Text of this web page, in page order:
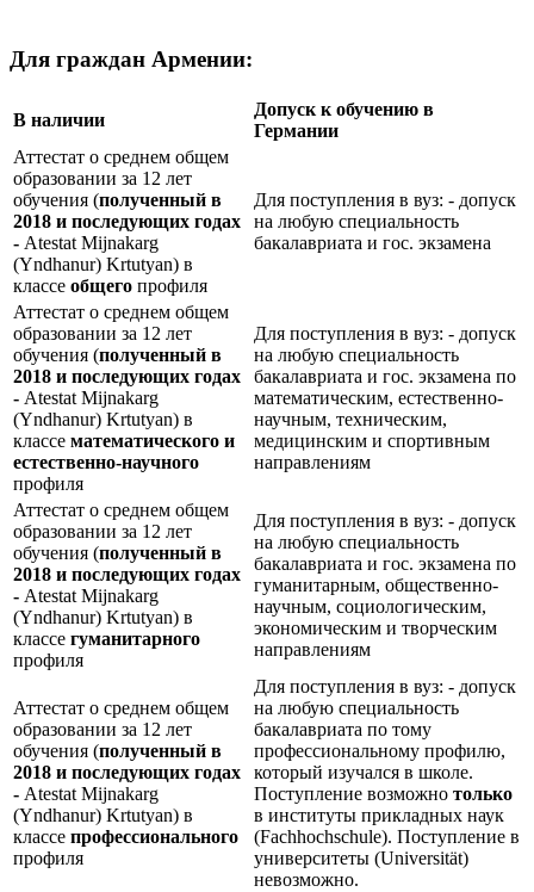
Для граждан Армении:
В наличии
Допуск к обучению в
Германии
Аттестат о среднем общем
образовании за 12 лет
обучения (полученный в
2018 и последующих годах
- Atestat Mijnakarg
(Yndhanur) Krtutyan) в
классе общего профиля
Для поступления в вуз: - допуск
на любую специальность
бакалавриата и гос. экзамена
Аттестат о среднем общем
образовании за 12 лет
обучения (полученный в
2018 и последующих годах
- Atestat Mijnakarg
(Yndhanur) Krtutyan) в
классе математического и
естественно-научного
профиля
Для поступления в вуз: - допуск
на любую специальность
бакалавриата и гос. экзамена по
математическим, естественно-
научным, техническим,
медицинским и спортивным
направлениям
Аттестат о среднем общем
образовании за 12 лет
обучения (полученный в
2018 и последующих годах
- Atestat Mijnakarg
(Yndhanur) Krtutyan) в
классе гуманитарного
профиля
Для поступления в вуз: - допуск
на любую специальность
бакалавриата и гос. экзамена по
гуманитарным, общественно-
научным, социологическим,
экономическим и творческим
направлениям
Аттестат о среднем общем
образовании за 12 лет
обучения (полученный в
2018 и последующих годах
- Atestat Mijnakarg
(Yndhanur) Krtutyan) в
классе профессионального
профиля
Для поступления в вуз: - допуск
на любую специальность
бакалавриата по тому
профессиональному профилю,
который изучался в школе.
Поступление возможно только
в институты прикладных наук
(Fachhochschule). Поступление в
университеты (Universität)
невозможно.